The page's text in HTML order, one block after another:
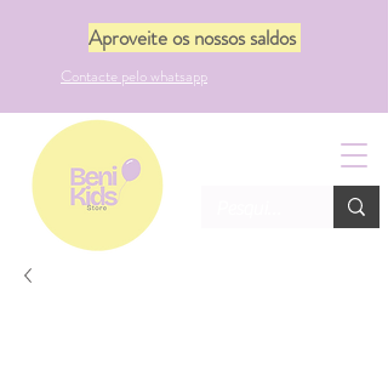
Aproveite os nossos saldos
Contacte pelo whatsapp